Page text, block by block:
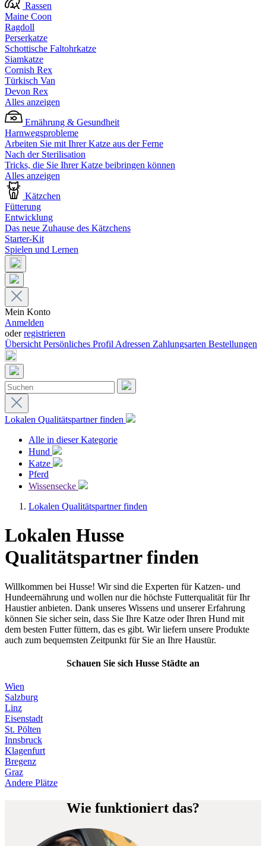
Rassen
Maine Coon
Ragdoll
Perserkatze
Schottische Faltohrkatze
Siamkatze
Cornish Rex
Türkisch Van
Devon Rex
Alles anzeigen
Ernährung & Gesundheit
Harnwegsprobleme
Arbeiten Sie mit Ihrer Katze aus der Ferne
Nach der Sterilisation
Tricks, die Sie Ihrer Katze beibringen können
Alles anzeigen
Kätzchen
Fütterung
Entwicklung
Das neue Zuhause des Kätzchens
Starter-Kit
Spielen und Lernen
Mein Konto
Anmelden
oderregistrieren
Übersicht Persönliches Profil Adressen Zahlungsarten Bestellungen
Lokalen Qualitätspartner finden
Alle in dieser Kategorie
Hund
Katze
Pferd
Wissensecke
Lokalen Qualitätspartner finden
Lokalen Husse
Qualitätspartner finden
Willkommen bei Husse! Wir sind die Experten für Katzen- und
Hundeernährung und wollen nur die höchste Futterqualität für Ihr
Haustier anbieten. Dank unseres Wissens und unserer Erfahrung
können Sie sicher sein, dass Sie Ihre Katze oder Ihren Hund mit
dem besten Futter füttern, das es gibt. Wir liefern unsere Produkte
auch zum bequemsten Zeitpunkt für Sie an Ihre Haustür.
Schauen Sie sich Husse Städte an
Wien
Salzburg
Linz
Eisenstadt
St. Pölten
Innsbruck
Klagenfurt
Bregenz
Graz
Andere Plätze
Wie funktioniert das?